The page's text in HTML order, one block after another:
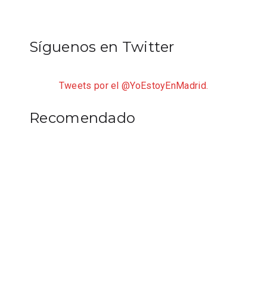
Síguenos en Twitter
Tweets por el @YoEstoyEnMadrid.
Recomendado